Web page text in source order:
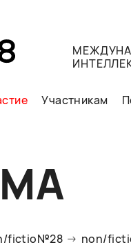
Участникам
fictio№28 non/